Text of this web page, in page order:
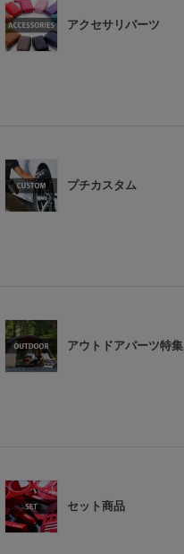
アクセサリパーツ
プチカスタム
アウトドアパーツ特集
セット商品